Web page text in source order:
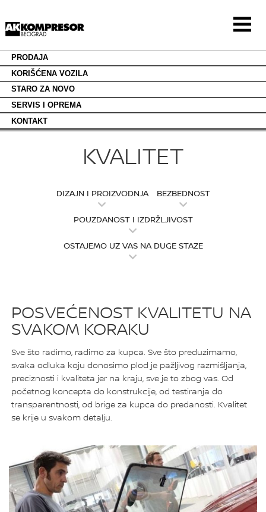
PRODAJA
KORIŠĆENA VOZILA
STARO ZA NOVO
SERVIS I OPREMA
KONTAKT
Preskoči
glavni
sadržaj
KVALITET
KVALITET
DIZAJN I PROIZVODNJA BEZBEDNOST
POUZDANOST I IZDRŽLJIVOST
OSTAJEMO UZ VAS NA DUGE STAZE
POSVEĆENOST KVALITETU NA
SVAKOM KORAKU
Sve što radimo, radimo za kupca. Sve što preduzimamo,
svaka odluka koju donosimo plod je pažljivog razmišljanja,
preciznosti i kvaliteta jer na kraju, sve je to zbog vas. Od
početnog koncepta do konstrukcije, od testiranja do
transparentnosti, od brige za kupca do predanosti. Kvalitet
se krije u svakom detalju.